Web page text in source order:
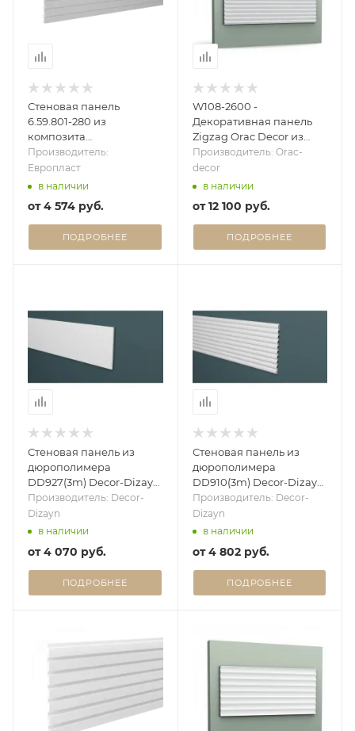
Стеновая панель
6.59.801-280 из
композита
(Дюрополимер)
Европласт - 3D панель
Производитель:
Европласт
в наличии
от4 574 руб.
ПОДРОБНЕЕ
W108-2600 -
Декоративная панель
Zigzag Orac Decor из
полиуретана
Производитель: Orac-
decor
в наличии
от12 100 руб.
ПОДРОБНЕЕ
Стеновая панель из
дюрополимера
DD927(3m) Decor-Dizayn
- 3D панель
Производитель: Decor-
Dizayn
в наличии
от4 070 руб.
ПОДРОБНЕЕ
Стеновая панель из
дюрополимера
DD910(3m) Decor-Dizayn
- 3D панель
Производитель: Decor-
Dizayn
в наличии
от4 802 руб.
ПОДРОБНЕЕ